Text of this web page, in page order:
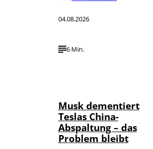
04.08.2026
6 Min.
Musk dementiert
Teslas China-
Abspaltung – das
Problem bleibt